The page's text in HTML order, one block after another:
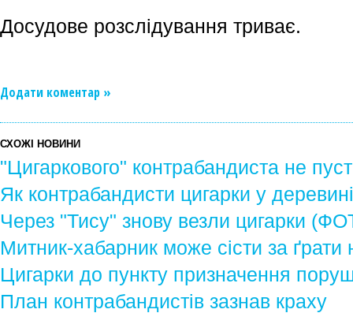
Досудове розслідування триває.
Додати коментар »
СХОЖІ НОВИНИ
"Цигаркового" контрабандиста не
Як контрабандисти цигарки у
Через "Тису" знову везли цигарки
Митник-хабарник може сісти за ґрати
Цигарки до пункту призначення
План контрабандистів зазнав краху